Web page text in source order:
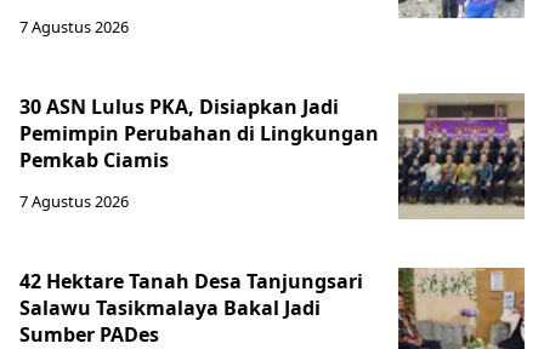
7 Agustus 2026
30 ASN Lulus PKA, Disiapkan Jadi
Pemimpin Perubahan di Lingkungan
Pemkab Ciamis
7 Agustus 2026
42 Hektare Tanah Desa Tanjungsari
Salawu Tasikmalaya Bakal Jadi
Sumber PADes